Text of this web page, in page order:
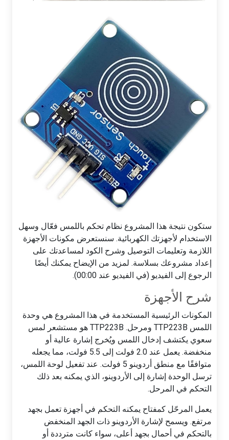
ستكون نتيجة هذا المشروع نظام تحكم باللمس فعّال وسهل
الاستخدام لأجهزتك الكهربائية. سنستعرض مكونات الأجهزة
اللازمة وتعليمات التوصيل وشرح الكود لمساعدتك على
إعداد مشروعك بسلاسة. لمزيد من الإيضاح يمكنك أيضًا
الرجوع إلى الفيديو (في الفيديو عند 00:00).
شرح الأجهزة
المكونات الرئيسية المستخدمة في هذا المشروع هي وحدة
اللمس TTP223B ومرحل. TTP223B هو مستشعر لمس
سعوي يكتشف إدخال اللمس ويُخرج إشارة عالية أو
منخفضة. يعمل عند 2.0 فولت إلى 5.5 فولت، مما يجعله
متوافقًا مع منطق أردوينو 5 فولت. عند تفعيل لوحة اللمس،
ترسل الوحدة إشارة إلى الأردوينو، الذي يمكنه بعد ذلك
التحكم في المرحل.
يعمل المرحّل كمفتاح يمكنه التحكم في أجهزة تعمل بجهد
مرتفع. ويسمح لإشارة الأردوينو ذات الجهد المنخفض
بالتحكم في أحمال بجهد أعلى، سواء كانت مترددة أو